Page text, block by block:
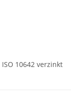
10642 verzinkt